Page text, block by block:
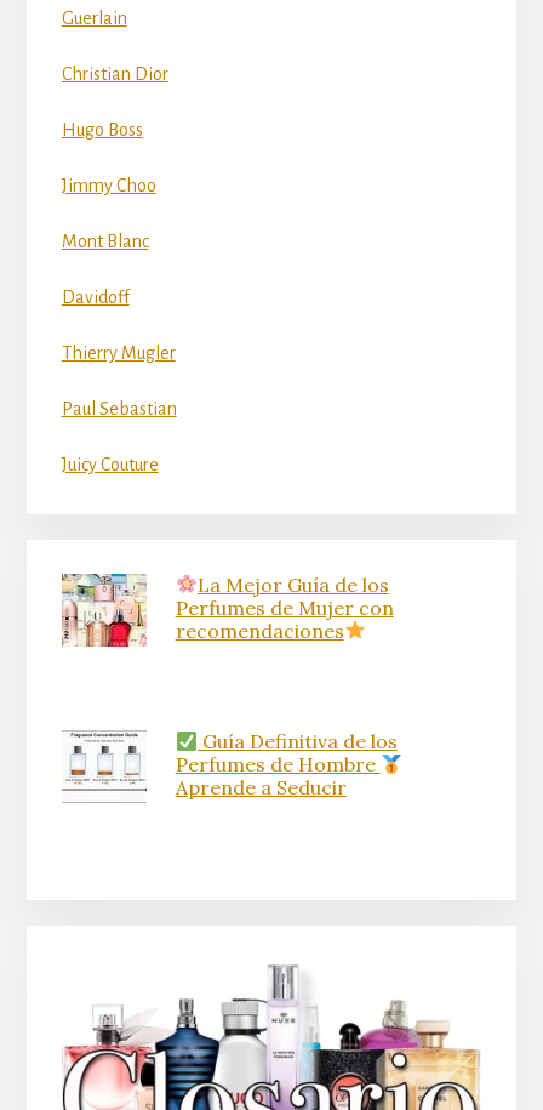
Guerlain
Christian Dior
Hugo Boss
Jimmy Choo
Mont Blanc
Davidoff
Thierry Mugler
Paul Sebastian
Juicy Couture
La Mejor Guía de los
Perfumes de Mujer con
recomendaciones
Guía Definitiva de los
Perfumes de Hombre
Aprende a Seducir